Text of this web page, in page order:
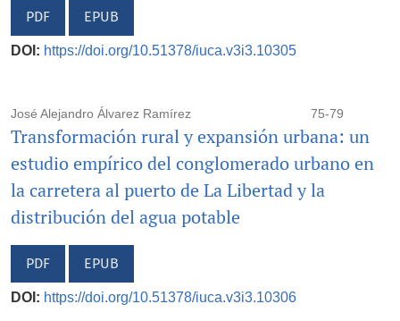
PDF EPUB
DOI: https://doi.org/10.51378/iuca.v3i3.10305
José Alejandro Álvarez Ramírez 75-79
Transformación rural y expansión urbana: un
estudio empírico del conglomerado urbano en
la carretera al puerto de La Libertad y la
distribución del agua potable
PDF EPUB
DOI: https://doi.org/10.51378/iuca.v3i3.10306